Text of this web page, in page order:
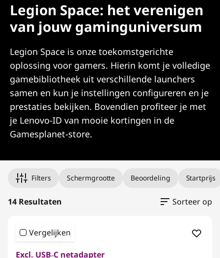
Legion Space: het verenigen
van jouw gaminguniversum
Legion Space is onze toekomstgerichte
oplossing voor gamers. Hierin komt je volledige
gamebibliotheek uit verschillende launchers
samen en kun je instellingen configureren en je
prestaties bekijken. Bovendien profiteer je met
je Lenovo-ID van mooie kortingen in de
Gamesplanet-store.
Filters Schermgrootte Beoordeling Startprijs
14 Resultaten Sorteer op
Vergelijken
Excl. USB‑C netadapter